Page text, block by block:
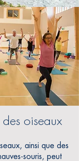
oiseaux
ainsi que des
souris, peut